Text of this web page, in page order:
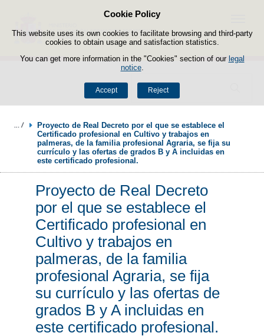
Cookie Policy
This website uses its own cookies to facilitate browsing and third-party
cookies to obtain usage and satisfaction statistics.
You can get more information in the "Cookies" section of our legal
notice.
Accept Reject
Skip to content
Search
Menu
Proyecto de Real Decreto por el que se establece el
Certificado profesional en Cultivo y trabajos en
palmeras, de la familia profesional Agraria, se fija su
currículo y las ofertas de grados B y A incluidas en
este certificado profesional.
Proyecto de Real Decreto
por el que se establece el
Certificado profesional en
Cultivo y trabajos en
palmeras, de la familia
profesional Agraria, se fija
su currículo y las ofertas de
grados B y A incluidas en
este certificado profesional.